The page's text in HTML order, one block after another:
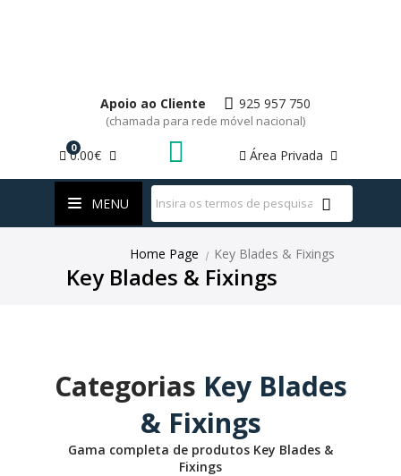
WhatsApp
Apoio ao Cliente 925 957 750
(chamada para rede móvel nacional)
Área Privada
0
0.00€
MENU
Home Page | Key Blades & Fixings
Key Blades & Fixings
Categorias Key Blades
& Fixings
Gama completa de produtos Key Blades &
Fixings